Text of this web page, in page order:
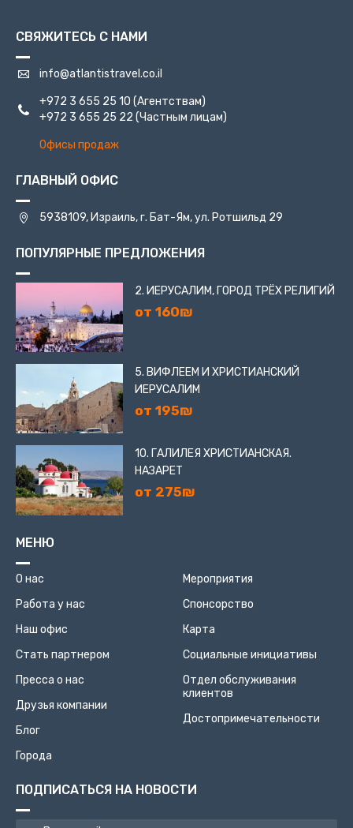
СВЯЖИТЕСЬ С НАМИ
info@atlantistravel.co.il
+972 3 655 25 10 (Агентствам)
+972 3 655 25 22 (Частным лицам)
Офисы продаж
ГЛАВНЫЙ ОФИС
5938109, Израиль, г. Бат-Ям, ул. Ротшильд 29
ПОПУЛЯРНЫЕ ПРЕДЛОЖЕНИЯ
2. ИЕРУСАЛИМ, ГОРОД ТРЁХ РЕЛИГИЙ
от 160₪
5. ВИФЛЕЕМ И ХРИСТИАНСКИЙ
ИЕРУСАЛИМ
от 195₪
10. ГАЛИЛЕЯ ХРИСТИАНСКАЯ.
НАЗАРЕТ
от 275₪
МЕНЮ
О нас
Работа у нас
Наш офис
Стать партнером
Пресса о нас
Друзья компании
Блог
Города
Мероприятия
Спонсорство
Карта
Социальные инициативы
Отдел обслуживания
клиентов
Достопримечательности
ПОДПИСАТЬСЯ НА НОВОСТИ